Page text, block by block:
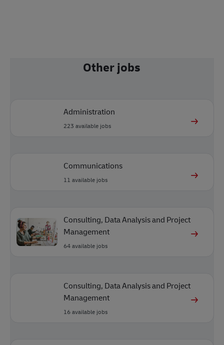
Other jobs
Administration
223 available jobs
Communications
11 available jobs
Consulting, Data Analysis and Project
Management
64available jobs
Consulting, Data Analysis and Project
Management
16available jobs